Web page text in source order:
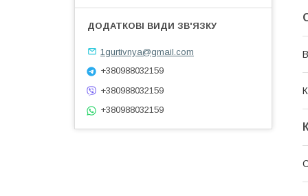
1gurtivnya@gmail.com
+380988032159
+380988032159
+380988032159